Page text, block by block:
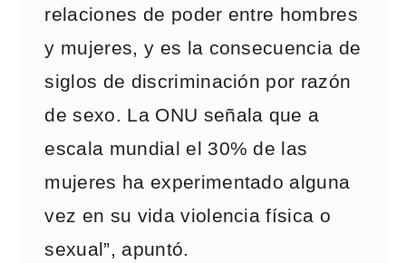
relaciones de poder entre hombres
y mujeres, y es la consecuencia de
siglos de discriminación por razón
de sexo. La ONU señala que a
escala mundial el 30% de las
mujeres ha experimentado alguna
vez en su vida violencia física o
sexual”, apuntó.